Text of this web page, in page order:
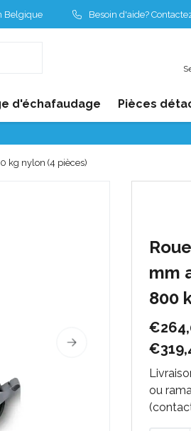
Belgique Besoin d'aide?
d'échafaudage Pièces
kg nylon (4 pièces)
mm
800
ou